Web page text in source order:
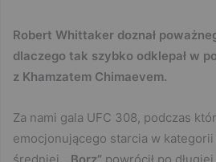
Robert Whittaker doznał
dlaczego tak szybko odklepał w
z Khamzatem Chimaevem.
Za nami gala UFC 308, podczas
emocjonującego starcia w kategorii